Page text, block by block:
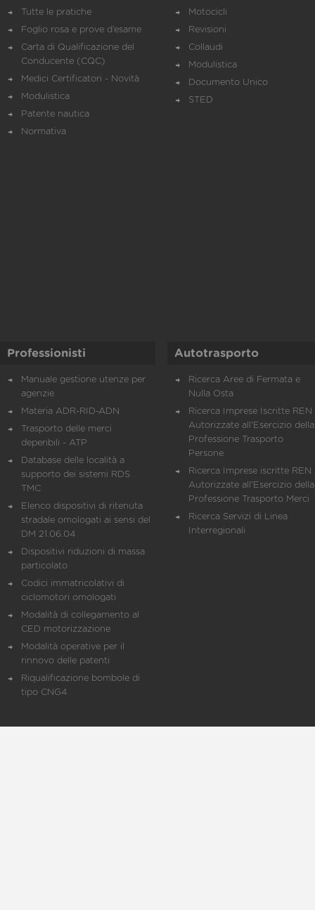
Tutte le pratiche
Foglio rosa e prove d’esame
Carta di Qualificazione del
Conducente (CQC)
Medici Certificatori - Novità
Modulistica
Patente nautica
Normativa
Motocicli
Revisioni
Collaudi
Modulistica
Documento Unico
STED
Professionisti
Manuale gestione utenze per
agenzie
Materia ADR-RID-ADN
Trasporto delle merci
deperibili - ATP
Database delle località a
supporto dei sistemi RDS
TMC
Elenco dispositivi di ritenuta
stradale omologati ai sensi del
DM 21.06.04
Dispositivi riduzioni di massa
particolato
Codici immatricolativi di
ciclomotori omologati
Modalità di collegamento al
CED motorizzazione
Modalità operative per il
rinnovo delle patenti
Riqualificazione bombole di
tipo CNG4
Autotrasporto
Ricerca Aree di Fermata e
Nulla Osta
Ricerca Imprese Iscritte REN
Autorizzate all'Esercizio della
Professione Trasporto
Persone
Ricerca Imprese iscritte REN
Autorizzate all'Esercizio della
Professione Trasporto Merci
Ricerca Servizi di Linea
Interregionali